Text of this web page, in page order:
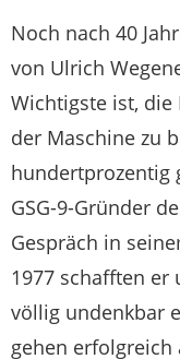
Noch nach 40
von Ulrich
Wichtigste ist, die
der Maschine zu
hundertprozentig
GSG-9-Gründer
Gespräch in
1977 schafften er
völlig undenkbar
gehen